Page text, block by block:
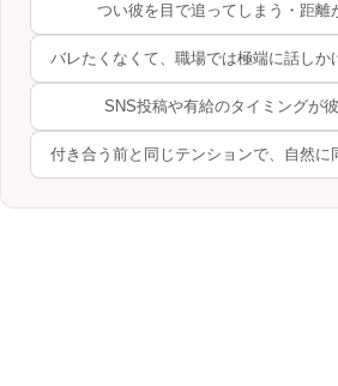
つい彼を目で追ってしまう・距離
バレたくなくて、職場では極端に話しか
SNS投稿や有給のタイミングが
付き合う前と同じテンションで、自然に